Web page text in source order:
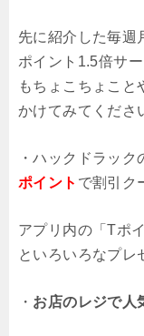
先に紹介した毎週
ポイント1.5倍サ
もちょこちょこと
かけてみてくださ
・ハックドラック
ポイント で割引ク
アプリ内の「Tポ
といろいろなプレ
・ お店のレジで人